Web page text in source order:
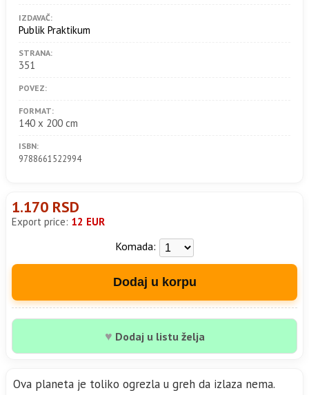
IZDAVAČ:
Publik Praktikum
STRANA:
351
POVEZ:
FORMAT:
140 x 200 cm
ISBN:
9788661522994
1.170 RSD
Export price: 12 EUR
Komada:
Dodaj u korpu
♥ Dodaj u listu želja
Ova planeta je toliko ogrezla u greh da izlaza nema.